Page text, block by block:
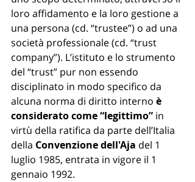
loro affidamento e la loro gestione a
una persona (cd. “trustee”) o ad una
società professionale (cd. “trust
company”). L’istituto e lo strumento
del “trust” pur non essendo
disciplinato in modo specifico da
alcuna norma di diritto interno è
considerato come “legittimo” in
virtù della ratifica da parte dell’Italia
della Convenzione dell'Aja del 1
luglio 1985, entrata in vigore il 1
gennaio 1992.